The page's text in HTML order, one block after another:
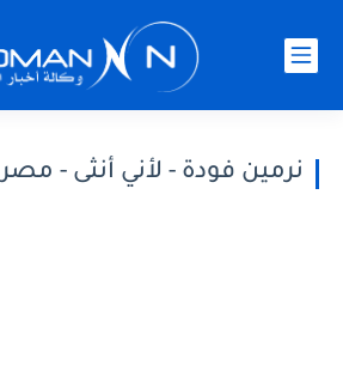
نرمين فودة - لأني أنثى - مصر